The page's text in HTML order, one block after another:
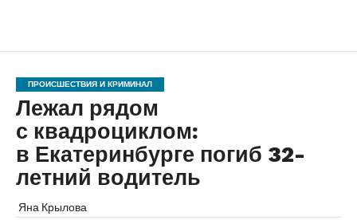
ПРОИСШЕСТВИЯ И КРИМИНАЛ
Лежал рядом
с квадроциклом:
в Екатеринбурге погиб 32-
летний водитель
Яна Крылова